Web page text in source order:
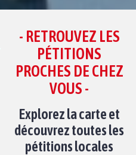
- RETROUVEZ LES
PÉTITIONS
PROCHES DE CHEZ
VOUS -
Explorez la carte et
découvrez toutes les
pétitions locales